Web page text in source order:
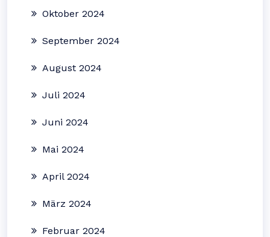
Oktober 2024
September 2024
August 2024
Juli 2024
Juni 2024
Mai 2024
April 2024
März 2024
Februar 2024